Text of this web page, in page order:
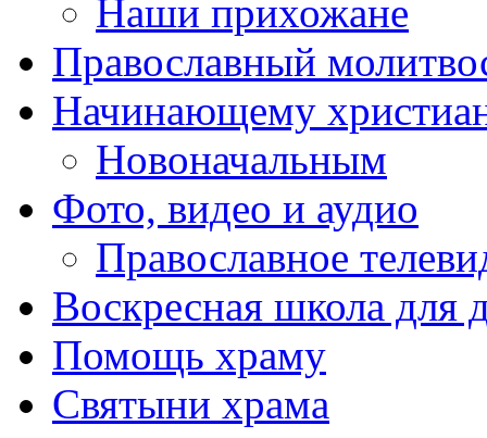
Наши прихожане
Православный
Начинающему
Новоначальным
Фото, видео и аудио
Православное
Воскресная школа для
Помощь храму
Святыни храма